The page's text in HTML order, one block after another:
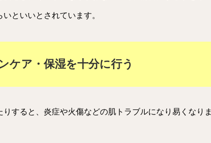
といいとされています。
ケア・保湿を十分に行う
すると、炎症や火傷などの肌トラブルになり易くなりま